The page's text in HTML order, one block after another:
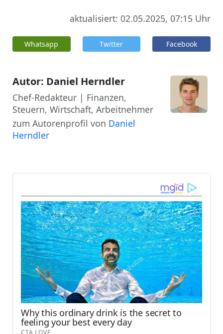
aktualisiert: 02.05.2025, 07:15 Uhr
Whatsapp Twitter Facebook
Autor: Daniel Herndler
Chef-Redakteur | Finanzen,
Steuern, Wirtschaft, Arbeitnehmer
zum Autorenprofil von Daniel
Herndler